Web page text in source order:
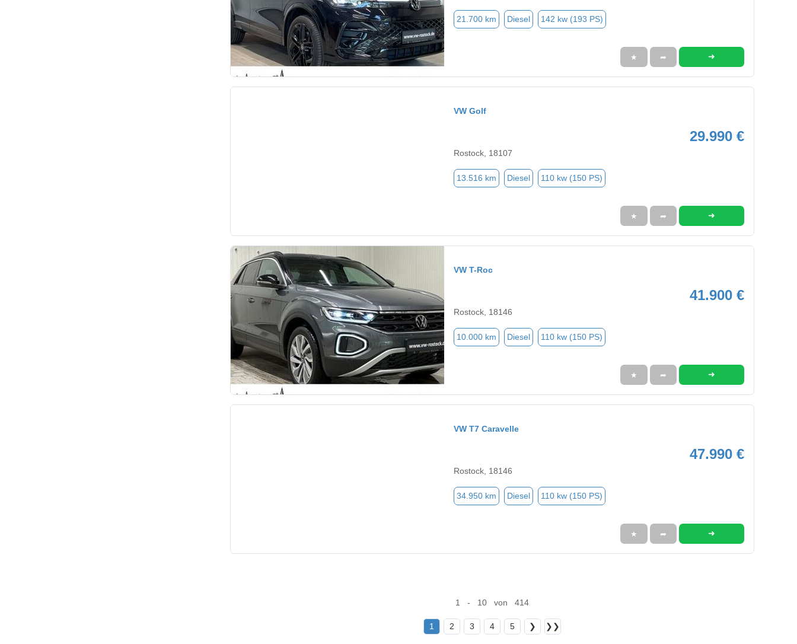
21.700 km Diesel 142 kw (193 PS)
★ ➦ ➜
VW Golf
29.990 €
Rostock, 18107
13.516 km Diesel 110 kw (150 PS)
★ ➦ ➜
VW T-Roc
41.900 €
Rostock, 18146
10.000 km Diesel 110 kw (150 PS)
★ ➦ ➜
VW T7 Caravelle
47.990 €
Rostock, 18146
34.950 km Diesel 110 kw (150 PS)
★ ➦ ➜
1 - 10 von 414
1 2 3 4 5 ❯ ❯❯